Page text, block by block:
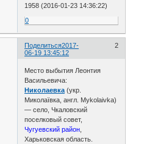
1958 (2016-01-23 14:36:22)
0
Поделиться 2
2017-
06-19 13:45:12
Место выбытия Леонтия
Васильевича:
Николаевка (укр.
Миколаївка, англ. Mykolaivka)
— село, Чкаловский
поселковый совет,
Чугуевский район
Харьковская область.